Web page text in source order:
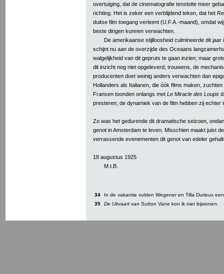
overtuiging, dat de cinematografie tenslotte meer
richting. Het is zeker een verblijdend teken, dat het
duitse film toegang verleent (U.F.A.-maand), omdat
beste dingen kunnen verwachten.
De amerikaanse stijlloosheid culmineerde dit jaar
schijnt nu aan de overzijde des Oceaans
walgelijkheid van dit gepruts te gaan inzien; maar
dit inzicht nog niet opgeleverd; trouwens, de
producenten doet weinig anders verwachten dan
Hollanders als Italianen, die óók films maken,
Fransen toonden onlangs met Le Miracle des Loups
presteren; de dynamiek van de film hebben zij echter
Zo was het gedurende dit dramatische seizoen,
genot in Amsterdam te leven. Misschien maakt juist
verrassende evenementen dit genot van edeler
18 augustus 1925
M.t.B.
34
In de vakantie vulden Wegener en Tilla Durieux
35
De Uitvaart van Sutton Vane kon ik niet bijwonen.